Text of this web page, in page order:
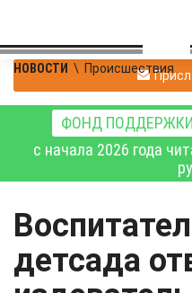
НОВОСТИ \ Происшествия
ФОНД ПОДДЕРЖКИ
с начала 2026 года
детсада